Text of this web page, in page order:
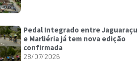
Pedal Integrado entre Jaguaraçu
e Marliéria já tem nova edição
confirmada
28/07/2026